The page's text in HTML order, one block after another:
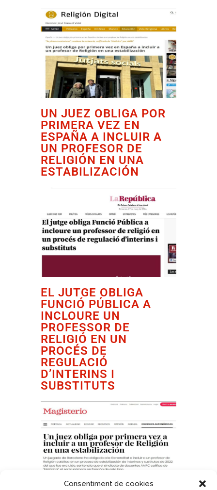
Consentiment de cookies
UN JUEZ OBLIGA POR
PRIMERA VEZ EN
ESPAÑA A INCLUIR A
UN PROFESOR DE
RELIGIÓN EN UNA
ESTABILIZACIÓN
EL JUTGE OBLIGA
FUNCIÓ PÚBLICA A
INCLOURE UN
PROFESSOR DE
RELIGIÓ EN UN
PROCÉS DE
REGULACIÓ
D’INTERINS I
SUBSTITUTS